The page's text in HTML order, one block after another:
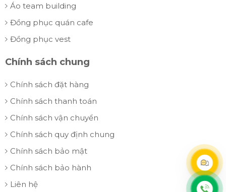
Áo team building
Đồng phục quán cafe
Đồng phục vest
Chính sách chung
Chính sách đặt hàng
Chính sách thanh toán
Chính sách vận chuyển
Chính sách quy định chung
Chính sách bảo mật
Chính sách bảo hành
Liên hệ